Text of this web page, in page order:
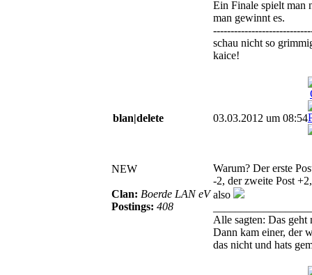
Ein Finale spielt man
man gewinnt es.
schau nicht so
kaice!
blan|delete 03.03.2012 um 08:54
NEW
Clan: Boerde LAN eV
Postings: 408
Warum? Der erste
-2, der zweite Post
also
Alle sagten: Das geht
Dann kam einer, der
das nicht und hats